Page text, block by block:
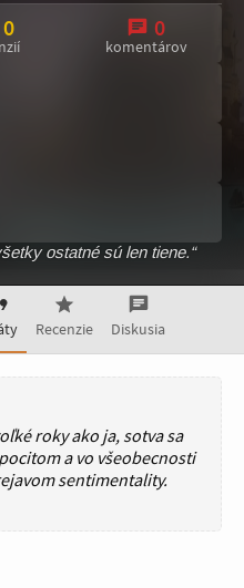
0 0
komentárov
ostatné sú len tiene.“
Recenzie Diskusia
roky ako ja, sotva sa
a vo všeobecnosti
sentimentality.